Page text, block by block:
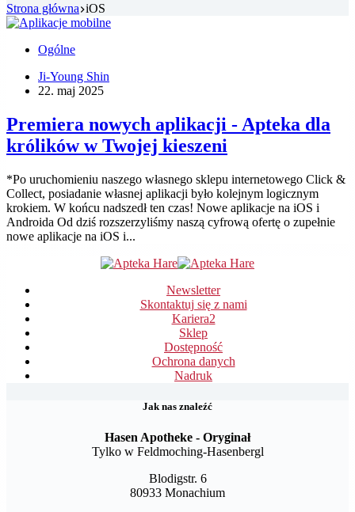
Strona główna iOS
Ogólne
Ji-Young Shin
22. maj 2025
Premiera nowych aplikacji - Apteka dla
królików w Twojej kieszeni
*Po uruchomieniu naszego własnego sklepu internetowego Click &
Collect, posiadanie własnej aplikacji było kolejnym logicznym
krokiem. W końcu nadszedł ten czas! Nowe aplikacje na iOS i
Androida Od dziś rozszerzyliśmy naszą cyfrową ofertę o zupełnie
nowe aplikacje na iOS i...
Newsletter
Skontaktuj się z nami
Kariera2
Sklep
Dostępność
Ochrona danych
Nadruk
Jak nas znaleźć
Hasen Apotheke - Oryginał
Tylko w Feldmoching-Hasenbergl
Blodigstr. 6
80933 Monachium